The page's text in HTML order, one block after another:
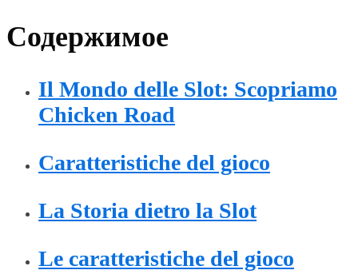
Содержимое
Il Mondo delle Slot: Scopriamo
Chicken Road
Caratteristiche del gioco
La Storia dietro la Slot
Le caratteristiche del gioco